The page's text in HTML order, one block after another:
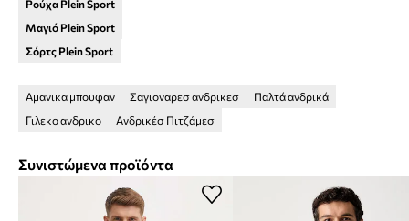
Ρούχα Plein Sport
Μαγιό Plein Sport
Σόρτς Plein Sport
Αμανικα μπουφαν Σαγιοναρεσ ανδρικεσ
Παλτά ανδρικά
Γιλεκο ανδρικο
Ανδρικέσ Πιτζάμεσ
Συνιστώμενα προϊόντα